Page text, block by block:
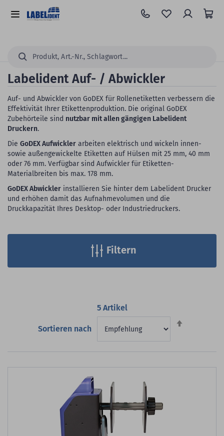
Hauptinhalt
springen
Alle
Suchen...
Labelident Auf- / Abwickler
Auf- und Abwickler von GoDEX für Rollenetiketten verbessern die
Effektivität Ihrer Etikettenproduktion. Die original GoDEX
Zubehörteile sind nutzbar mit allen gängigen Labelident
Druckern.
Die GoDEX Aufwickler arbeiten elektrisch und wickeln innen-
sowie außengewickelte Etiketten auf Hülsen mit 25 mm, 40 mm
oder 76 mm. Verfügbar sind Aufwickler für Etiketten-
Materialbreiten bis max. 178 mm.
GoDEX Abwickler installieren Sie hinter dem Labelident Drucker
und erhöhen damit das Aufnahmevolumen und die
Druckkapazität Ihres Desktop- oder Industriedruckers.
5Artikel
Sortieren nach
Filtern